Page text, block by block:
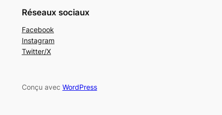
Réseaux sociaux
Facebook
Instagram
Twitter/X
Conçu avec WordPress